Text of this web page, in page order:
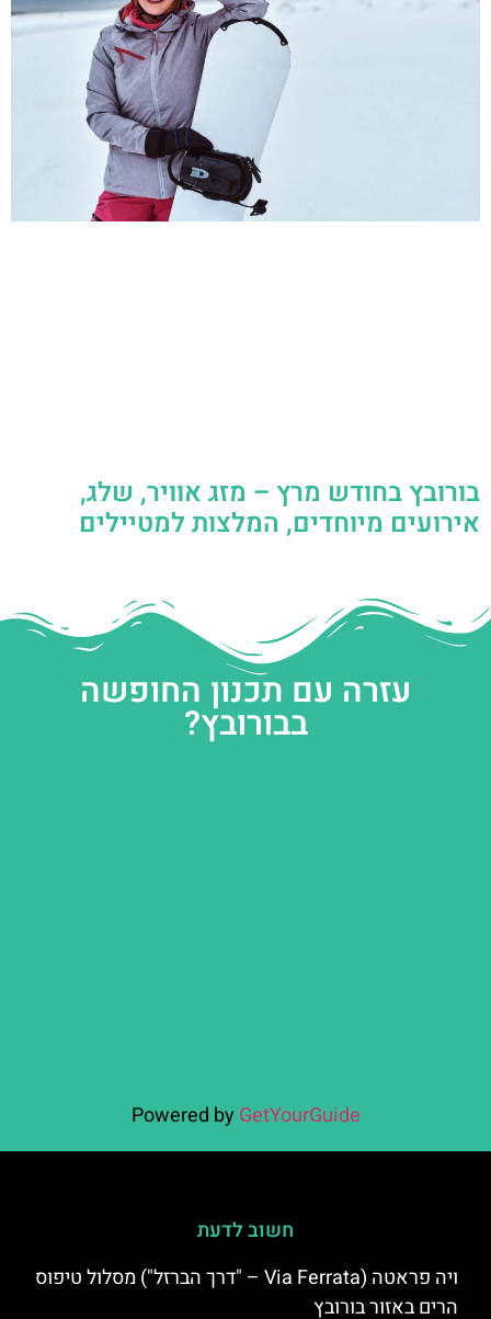
בורובץ בחודש מרץ – מזג אוויר, שלג,
אירועים מיוחדים, המלצות למטיילים
עזרה עם תכנון החופשה
בבורובץ?
Powered by GetYourGuide
חשוב לדעת
ויה פראטה (Via Ferrata – "דרך הברזל") מסלול טיפוס
הרים באזור בורובץ